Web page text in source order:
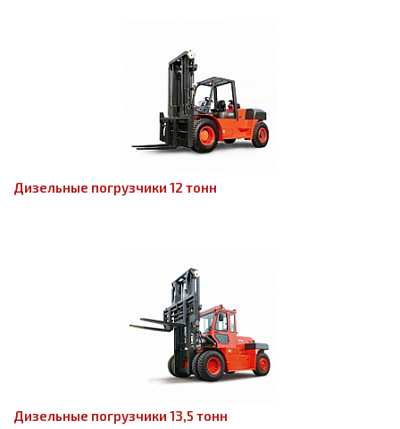
Дизельные погрузчики 12 тонн
Дизельные погрузчики 13,5 тонн